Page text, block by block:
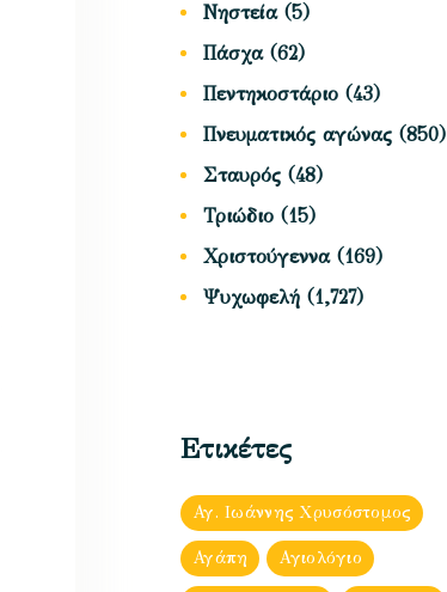
Νηστεία(5)
Πάσχα(62)
Πεντηκοστάριο (43)
Πνευματικός αγώνας (850)
Σταυρός (48)
Τριώδιο (15)
Χριστούγεννα(169)
Ψυχωφελή (1,727)
Ετικέτες
Αγ. Ιωάννης Χρυσόστομος
Αγάπη Αγιολόγιο